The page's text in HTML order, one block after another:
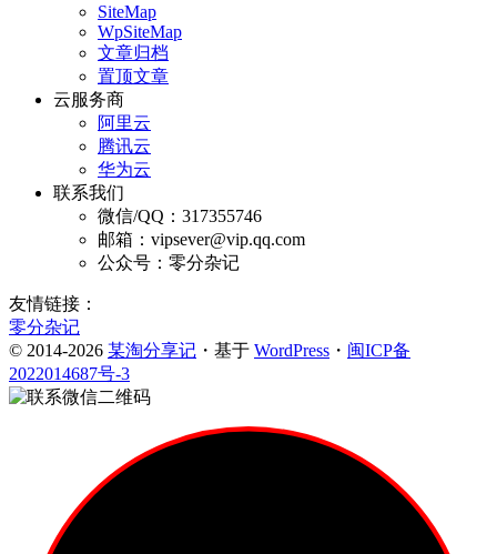
SiteMap
WpSiteMap
文章归档
置顶文章
云服务商
阿里云
腾讯云
华为云
联系我们
微信/QQ：317355746
邮箱：vipsever@vip.qq.com
公众号：零分杂记
友情链接：
零分杂记
© 2014-2026 某淘分享记 ・基于 WordPress ・ 闽ICP备
2022014687号-3